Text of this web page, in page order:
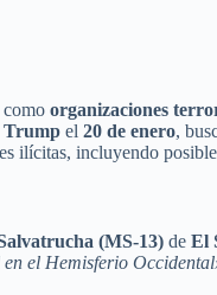
como organizaciones
Trump el 20 de enero,
ilícitas, incluyendo
(MS-13) de El
el Hemisferio